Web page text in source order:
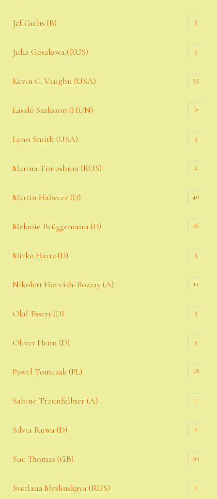
Jef Gielis (B) 5
Julia Gosakova (RUS) 5
Kevin C. Vaughn (USA) 35
László Szakszon (HUN) 0
Lynn Smith (USA) 5
Marina Timoshina (RUS) 2
Martin Haberer (D) 40
Melanie Brüggemann (D) 16
Mirko Hartz (D) 5
Nikolett Horváth-Bozzay (A) 13
Olaf Essert (D) 5
Oliver Heim (D) 5
Pawel Tomczak (PL) 18
Sabine Traunfellner (A) 1
Silvia Ruwa (D) 1
Sue Thomas (GB) 93
Svetlana Myslinskaya (RUS) 1